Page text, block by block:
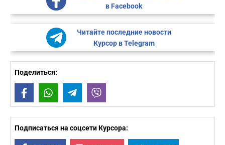
в Facebook
Читайте последние новости
Курсор в Telegram
Поделиться:
FacebookWhatsAppTelegram
Подписаться на соцсети Курсора: